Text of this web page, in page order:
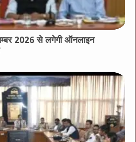
2026 से लगेगी ऑनलाइन